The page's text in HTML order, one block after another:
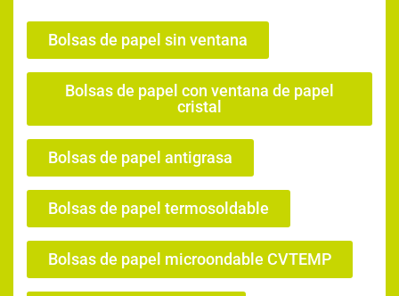
Bolsas de papel sin ventana
Bolsas de papel con ventana de papel
cristal
Bolsas de papel antigrasa
Bolsas de papel termosoldable
Bolsas de papel microondable CVTEMP